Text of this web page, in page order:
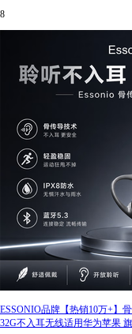
8
ESSONIO品牌【热销10万+】
32G不入耳无线适用华为苹果